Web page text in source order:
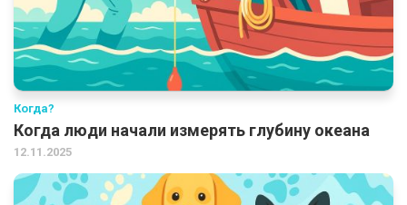
Когда?
Когда люди начали измерять глубину океана
12.11.2025